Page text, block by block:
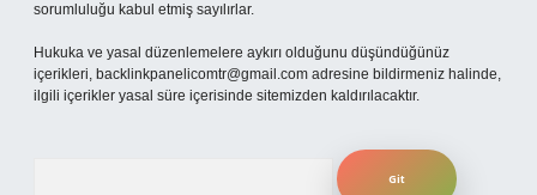
sorumluluğu kabul etmiş sayılırlar.
Hukuka ve yasal düzenlemelere aykırı olduğunu düşündüğünüz
içerikleri, backlinkpanelicomtr@gmail.com adresine bildirmeniz halinde,
ilgili içerikler yasal süre içerisinde sitemizden kaldırılacaktır.